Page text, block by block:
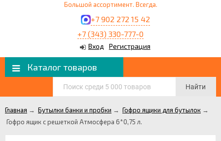
Большой ассортимент. Всегда.
+7 902 272 15 42
+7 (343) 330-777-0
Вход Регистрация
Каталог товаров
Найти
Главная → Бутылки банки и пробки → Гофро ящики для бутылок →
Гофро ящик с решеткой Атмосфера 6*0,75 л.